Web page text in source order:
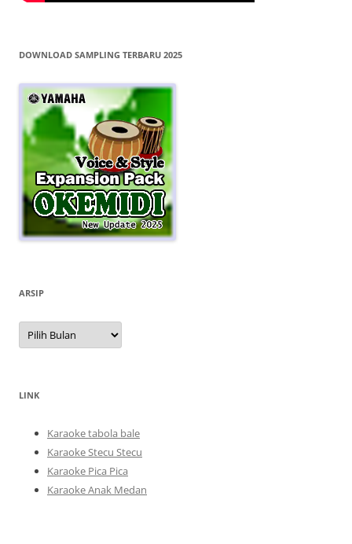
DOWNLOAD SAMPLING TERBARU 2025
ARSIP
Arsip
LINK
Karaoke tabola bale
Karaoke Stecu Stecu
Karaoke Pica Pica
Karaoke Anak Medan